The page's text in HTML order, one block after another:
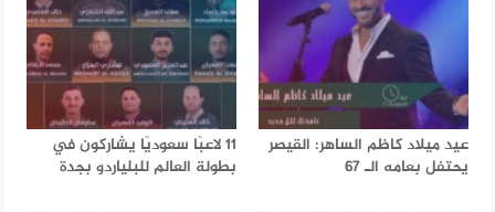
عيد ميلاد كاظم الساهر: القيصر
يحتفل بعامه الـ 67
11 لاعبًا سعوديًا يشاركون في
بطولة العالم للبلياردو بجدة